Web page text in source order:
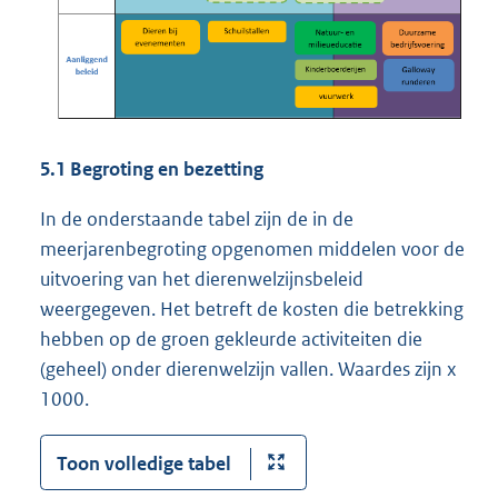
5.1 Begroting en bezetting
In de onderstaande tabel zijn de in de
meerjarenbegroting opgenomen middelen voor de
uitvoering van het dierenwelzijnsbeleid
weergegeven. Het betreft de kosten die betrekking
hebben op de groen gekleurde activiteiten die
(geheel) onder dierenwelzijn vallen. Waardes zijn x
1000.
Toon volledige tabel